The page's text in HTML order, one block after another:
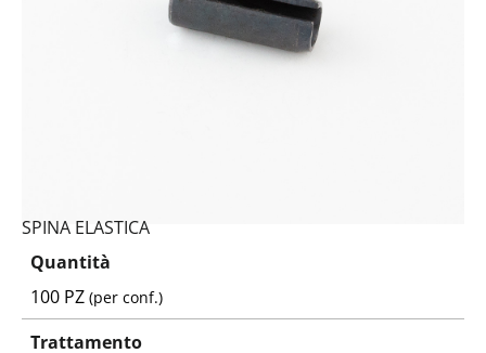
SPINA ELASTICA
Quantità
100 PZ(per conf.)
Trattamento